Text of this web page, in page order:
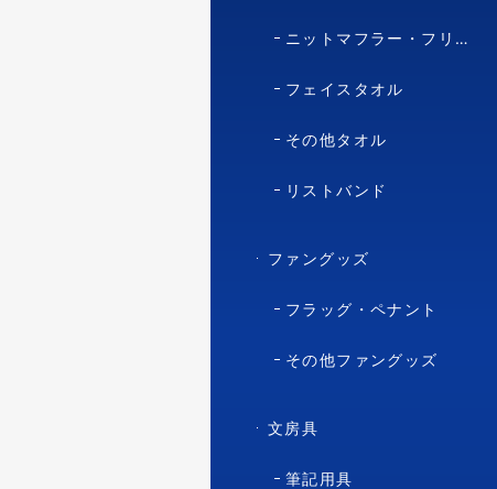
ニットマフラー・フリースマフラー
フェイスタオル
その他タオル
リストバンド
ファングッズ
フラッグ・ペナント
その他ファングッズ
文房具
筆記用具